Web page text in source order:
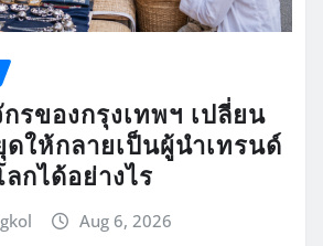
รของกรุงเทพฯ เปลี่ยน
ให้กลายเป็นผู้นำเทรนด์
กได้อย่างไร
Aug 6, 2026